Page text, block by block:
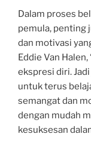
Dalam proses
pemula, penting
dan motivasi
Eddie Van
ekspresi diri.
untuk terus
semangat dan
dengan mudah
kesuksesan